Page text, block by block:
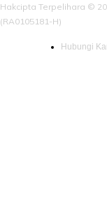
Hakcipta Terpelihara ©
(RA0105181-H)
Hubungi